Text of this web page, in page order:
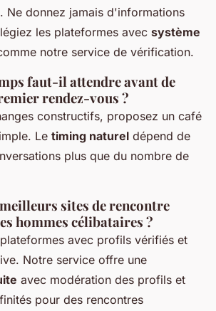
Ne donnez jamais d'informations
les plateformes avec système
notre service de vérification.
faut-il attendre avant de
rendez-vous ?
constructifs, proposez un café
Le timing naturel dépend de
plus que du nombre de
sites de rencontre
hommes célibataires ?
avec profils vérifiés et
Notre service offre une
avec modération des profils et
pour des rencontres